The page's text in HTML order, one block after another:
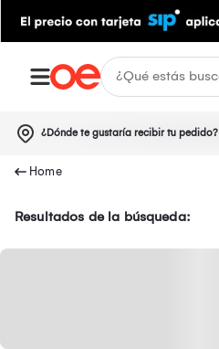
¿Dónde te gustaría recibir tu pedido?
Resultados de la búsqueda: